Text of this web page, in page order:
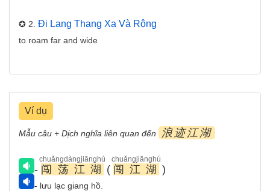
✪ 2. Đi Lang Thang Xa Và Rộng
to roam far and wide
Ví dụ
Mẫu câu + Dịch nghĩa liên quan đến 浪迹江湖
- 闯荡江湖
chuǎngdàngjiānghú
( 闯江湖
chuǎngjiānghú
)
- lưu lạc giang hồ.